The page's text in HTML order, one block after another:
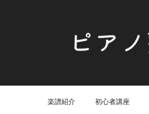
楽譜紹介 初心者講座